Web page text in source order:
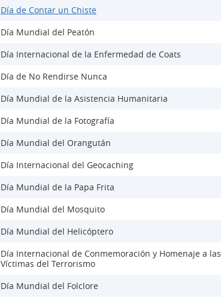
Día de Contar un Chiste
Día Mundial del Peatón
Día Internacional de la Enfermedad de Coats
Día de No Rendirse Nunca
Día Mundial de la Asistencia Humanitaria
Día Mundial de la Fotografía
Día Mundial del Orangután
Día Internacional del Geocaching
Día Mundial de la Papa Frita
Día Mundial del Mosquito
Día Mundial del Helicóptero
Día Internacional de Conmemoración y Homenaje a las
Víctimas del Terrorismo
Día Mundial del Folclore